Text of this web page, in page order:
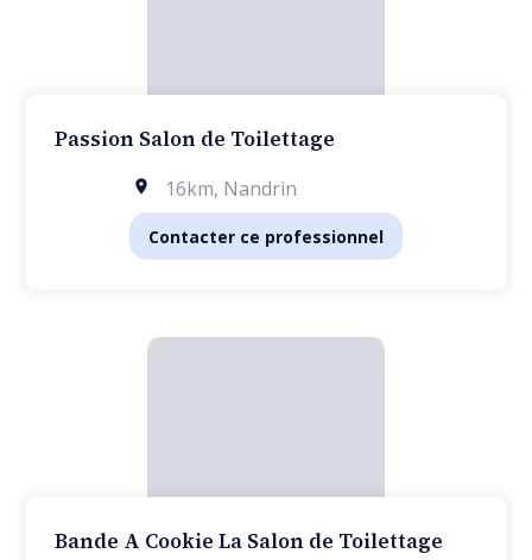
Passion Salon de Toilettage
16km, Nandrin
Contacter ce professionnel
Bande A Cookie La Salon de Toilettage